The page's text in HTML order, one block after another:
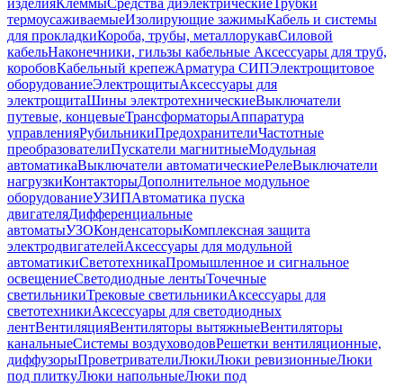
изделияКлеммыСредства диэлектрическиеТрубки
термоусаживаемыеИзолирующие зажимыКабель и системы
для прокладкиКороба, трубы, металлорукавСиловой
кабельНаконечники, гильзы кабельные Аксессуары для труб,
коробовКабельный крепежАрматура СИПЭлектрощитовое
оборудованиеЭлектрощитыАксессуары для
электрощитаШины электротехническиеВыключатели
путевые, концевыеТрансформаторыАппаратура
управленияРубильникиПредохранителиЧастотные
преобразователиПускатели магнитныеМодульная
автоматикаВыключатели автоматическиеРелеВыключатели
нагрузкиКонтакторыДополнительное модульное
оборудованиеУЗИПАвтоматика пуска
двигателяДифференциальные
автоматыУЗОКонденсаторыКомплексная защита
электродвигателейАксессуары для модульной
автоматикиСветотехникаПромышленное и сигнальное
освещениеСветодиодные лентыТочечные
светильникиТрековые светильникиАксессуары для
светотехникиАксессуары для светодиодных
лентВентиляцияВентиляторы вытяжныеВентиляторы
канальныеСистемы воздуховодовРешетки вентиляционные,
диффузорыПроветривателиЛюкиЛюки ревизионныеЛюки
под плиткуЛюки напольныеЛюки под